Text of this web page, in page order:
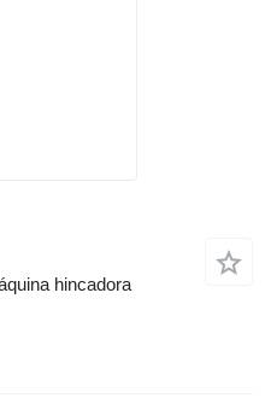
hincadora